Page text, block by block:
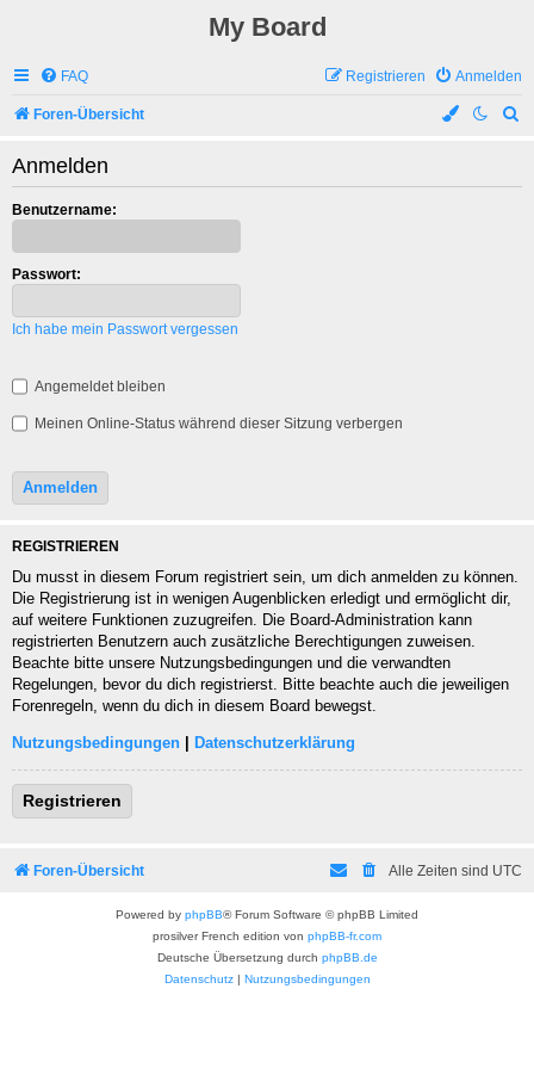
My Board
FAQ Anmelden
Registrieren
Foren-Übersicht
Anmelden
Benutzername:
Passwort:
Ich habe mein Passwort vergessen
Angemeldet bleiben
Meinen Online-Status während dieser Sitzung verbergen
REGISTRIEREN
Du musst in diesem Forum registriert sein, um dich anmelden zu können.
Die Registrierung ist in wenigen Augenblicken erledigt und ermöglicht dir,
auf weitere Funktionen zuzugreifen. Die Board-Administration kann
registrierten Benutzern auch zusätzliche Berechtigungen zuweisen.
Beachte bitte unsere Nutzungsbedingungen und die verwandten
Regelungen, bevor du dich registrierst. Bitte beachte auch die jeweiligen
Forenregeln, wenn du dich in diesem Board bewegst.
Nutzungsbedingungen Datenschutzerklärung
Registrieren
Foren-Übersicht Alle Zeiten sind UTC
Powered by phpBB® Forum Software © phpBB Limited
prosilver French edition von phpBB-fr.com
Deutsche Übersetzung durch phpBB.de
Datenschutz| Nutzungsbedingungen